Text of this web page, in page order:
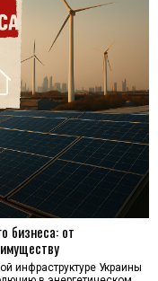
бизнеса: от
инфраструктуре Украины